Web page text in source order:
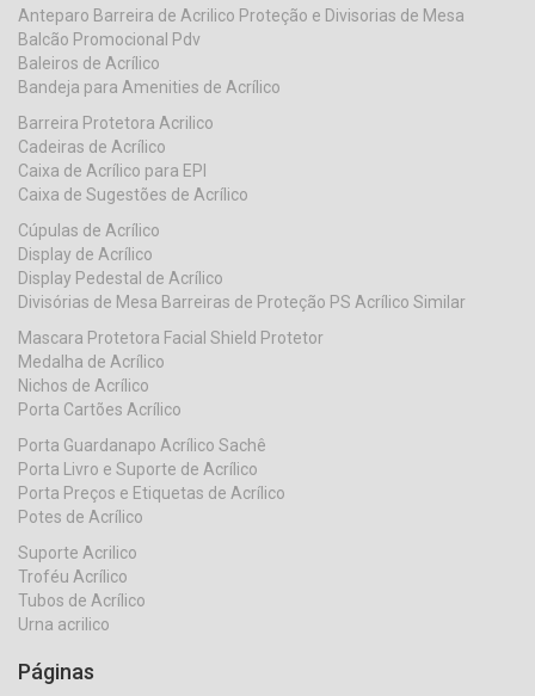
Anteparo Barreira de Acrilico Proteção e Divisorias de Mesa
Balcão Promocional Pdv
Baleiros de Acrílico
Bandeja para Amenities de Acrílico
Barreira Protetora Acrilico
Cadeiras de Acrílico
Caixa de Acrílico para EPI
Caixa de Sugestões de Acrílico
Cúpulas de Acrílico
Display de Acrílico
Display Pedestal de Acrílico
Divisórias de Mesa Barreiras de Proteção PS Acrílico Similar
Mascara Protetora Facial Shield Protetor
Medalha de Acrílico
Nichos de Acrílico
Porta Cartões Acrílico
Porta Guardanapo Acrílico Sachê
Porta Livro e Suporte de Acrílico
Porta Preços e Etiquetas de Acrílico
Potes de Acrílico
Suporte Acrilico
Troféu Acrílico
Tubos de Acrílico
Urna acrilico
Páginas